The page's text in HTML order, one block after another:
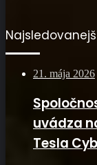
21. mája 2026
uvádza
Tesla